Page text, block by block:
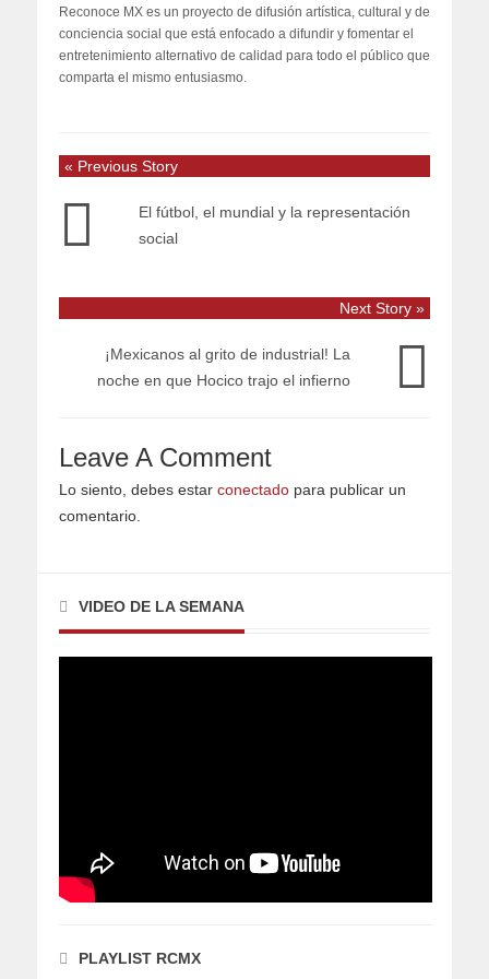
Reconoce MX es un proyecto de difusión artística, cultural y de
conciencia social que está enfocado a difundir y fomentar el
entretenimiento alternativo de calidad para todo el público que
comparta el mismo entusiasmo.
« Previous Story
El fútbol, el mundial y la representación
social
Next Story »
¡Mexicanos al grito de industrial! La
noche en que Hocico trajo el infierno
Leave A Comment
Lo siento, debes estar conectado para publicar un
comentario.
VIDEO DE LA SEMANA
PLAYLIST RCMX